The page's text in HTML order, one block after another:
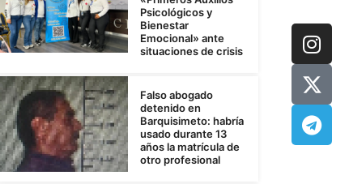
Psicológicos y
Bienestar
Emocional» ante
situaciones de crisis
Falso abogado
detenido en
Barquisimeto: habría
usado durante 13
años la matrícula de
otro profesional